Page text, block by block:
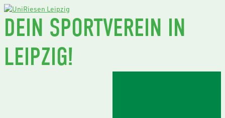
DEIN SPORTVEREIN IN
LEIPZIG!